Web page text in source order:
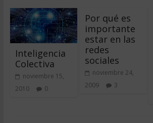
Inteligencia
Colectiva
noviembre 15,
2010
0
Por qué es
importante
estar en las
redes
sociales
noviembre 24,
2009
3